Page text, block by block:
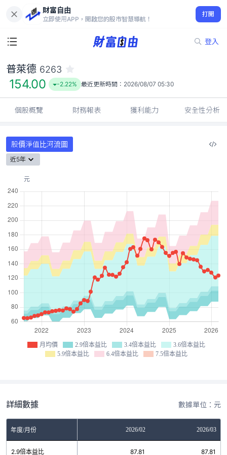
財富自由
立即使用APP，開啟您的股市智慧導航！
打開
登入
154.00
-2.22%
普萊德 6263
154.00 -2.22% 最近更新時間： 2026/08/07 05:30
個股概覽 財務報表 獲利能力 安全性分析
股價淨值比河流圖
近5年
月均價 2.9倍本益比 3.4倍本益比
3.6倍本益比
5.9倍本益比
6.4倍本益比 7.5倍本益比
詳細數據 數據單位：元
年度/月份 2026/02 2026/03
2.9倍本益比 87.81 87.81